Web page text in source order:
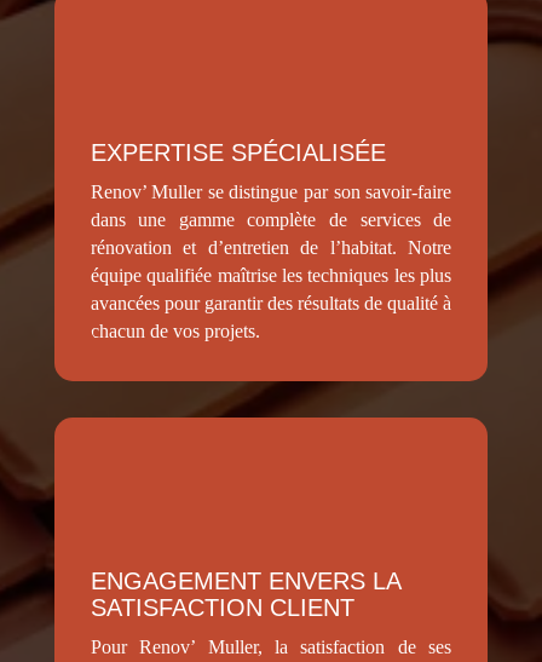
EXPERTISE SPÉCIALISÉE
Renov’ Muller se distingue par son savoir-faire
dans une gamme complète de services de
rénovation et d’entretien de l’habitat. Notre
équipe qualifiée maîtrise les techniques les plus
avancées pour garantir des résultats de qualité à
chacun de vos projets.
ENGAGEMENT ENVERS LA
SATISFACTION CLIENT
Pour Renov’ Muller, la satisfaction de ses